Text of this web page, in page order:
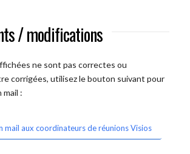
/ modifications
ne sont pas correctes ou
corrigées, utilisez le bouton suivant pour
mail :
mail aux coordinateurs de réunions Visios